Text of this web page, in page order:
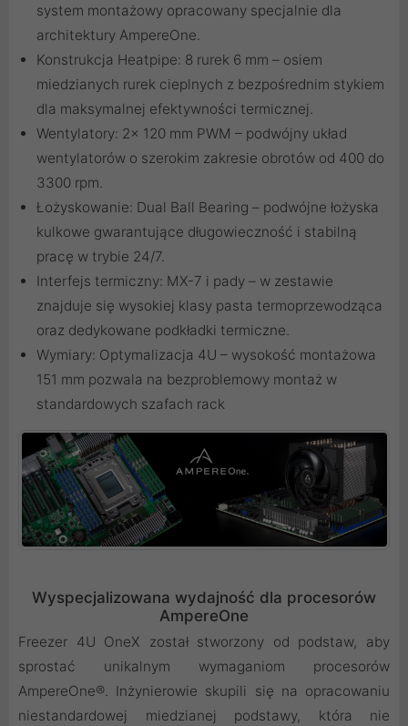
system montażowy opracowany specjalnie dla
architektury AmpereOne.
Konstrukcja Heatpipe: 8 rurek 6 mm – osiem
miedzianych rurek cieplnych z bezpośrednim stykiem
dla maksymalnej efektywności termicznej.
Wentylatory: 2x 120 mm PWM – podwójny układ
wentylatorów o szerokim zakresie obrotów od 400 do
3300 rpm.
Łożyskowanie: Dual Ball Bearing – podwójne łożyska
kulkowe gwarantujące długowieczność i stabilną
pracę w trybie 24/7.
Interfejs termiczny: MX-7 i pady – w zestawie
znajduje się wysokiej klasy pasta termoprzewodząca
oraz dedykowane podkładki termiczne.
Wymiary: Optymalizacja 4U – wysokość montażowa
151 mm pozwala na bezproblemowy montaż w
standardowych szafach rack
Wyspecjalizowana wydajność dla procesorów
AmpereOne
Freezer 4U OneX został stworzony od podstaw, aby
sprostać unikalnym wymaganiom procesorów
AmpereOne®. Inżynierowie skupili się na opracowaniu
niestandardowej miedzianej podstawy, która nie